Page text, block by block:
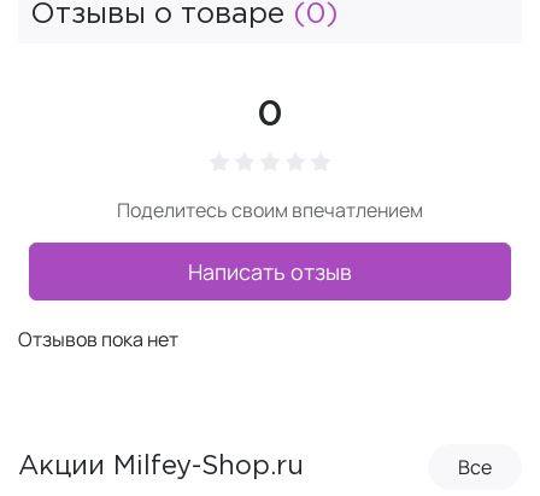
Отзывы о товаре (0)
0
Поделитесь своим впечатлением
Написать отзыв
Отзывов пока нет
Акции Milfey-Shop.ru Все